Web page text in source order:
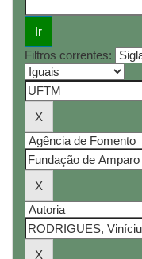
Filtros correntes: